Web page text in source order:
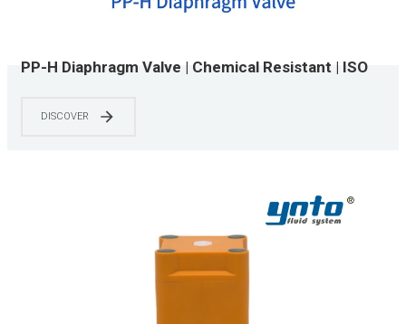
PP-H Diaphragm Valve | Chemical Resistant | ISO
Treatment & Chemical Processing Systems
DISCOVER